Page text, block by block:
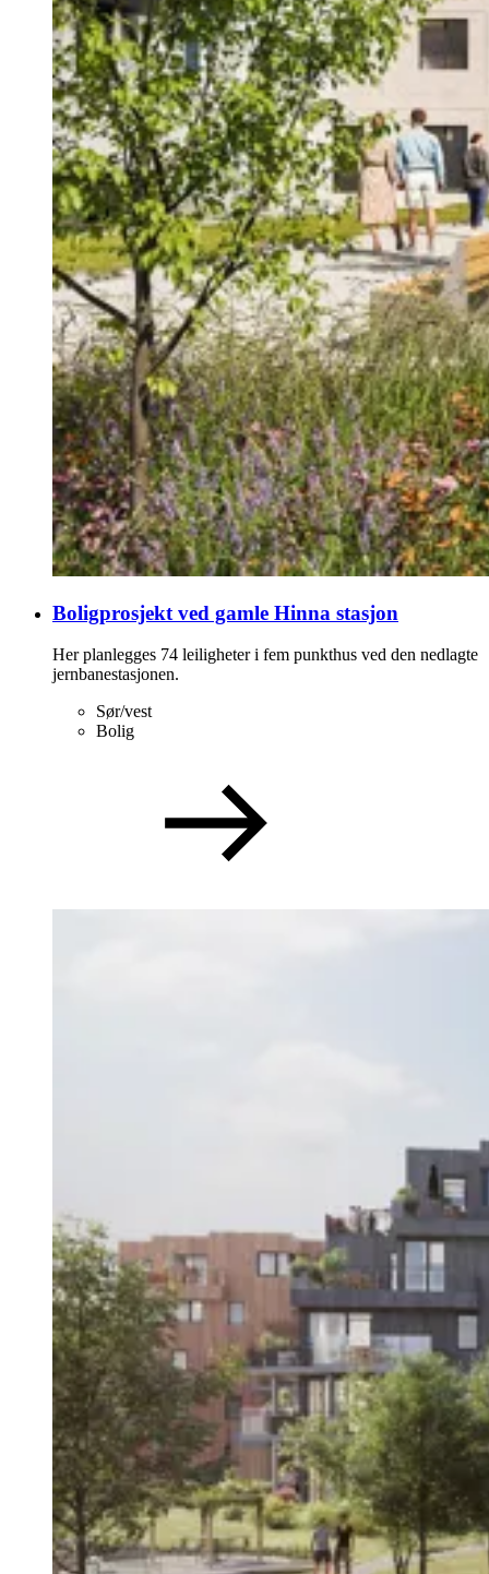
Boligprosjekt ved gamle Hinna stasjon
Her planlegges 74 leiligheter i fem punkthus ved den nedlagte
jernbanestasjonen.
Sør/vest
Bolig